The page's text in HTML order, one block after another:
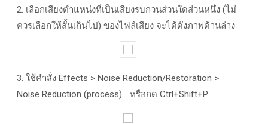
2. เลือกเสียงตำแหน่งที่เป็นเสียงรบกวนส่วนใดส่วนหนึ่ง (ไม่
ควรเลือกให้สั้นเกินไป) ของไฟล์เสียง จะได้ดังภาพด้านล่าง
3. ใช้คำสั่ง Effects > Noise Reduction/Restoration >
Noise Reduction (process)… หรือกด Ctrl+Shift+P